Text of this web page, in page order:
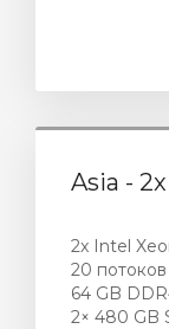
Asia -
2x Intel
20 потоков
64 GB
2× 480 GB